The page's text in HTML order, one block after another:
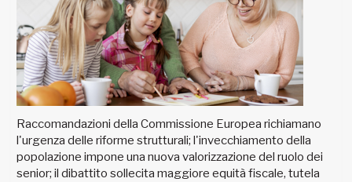
Raccomandazioni della Commissione Europea richiamano
l'urgenza delle riforme strutturali; l'invecchiamento della
popolazione impone una nuova valorizzazione del ruolo dei
senior; il dibattito sollecita maggiore equità fiscale, tutela